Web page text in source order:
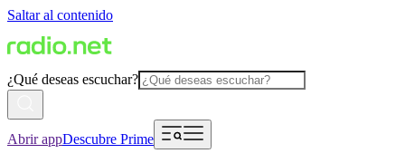
Saltar al contenido
¿Qué deseas escuchar?
Abrir appDescubre Prime